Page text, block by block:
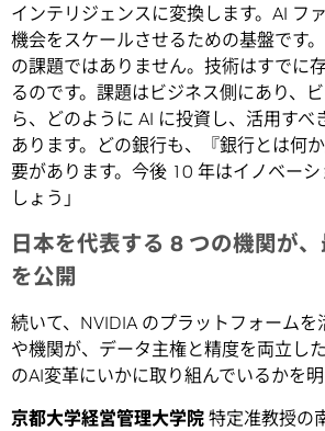
インテリジェンスに変換します。AI フ
機会をスケールさせるための基盤です
の課題ではありません。技術はすでに
るのです。課題はビジネス側にあり、
ら、どのように AI に投資し、活用すべ
あります。どの銀行も、『銀行とは何
要があります。今後 10 年はイノベー
しょう」
日本を代表する 8 つの機関が
を公開
続いて、NVIDIA のプラットフォームを
や機関が、データ主権と精度を両立し
のAI変革にいかに取り組んでいるかを明
京都大学経営管理大学院 特定准教授の